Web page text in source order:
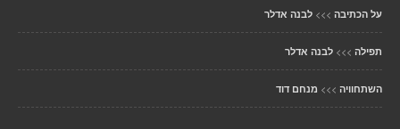
על הכתיבה >>> לבנה אדלר
תפילה >>> לבנה אדלר
השתחוויה >>> מנחם דוד